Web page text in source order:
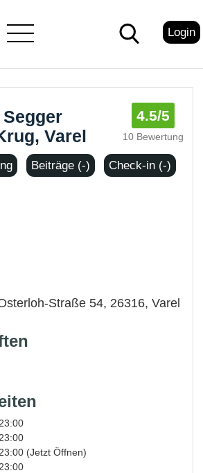
Login
Varel
4.5/5
10 Bewertung
Beiträge (-) Check-in (-)
Straße 54, 26316,Varel
(Jetzt Öffnen)